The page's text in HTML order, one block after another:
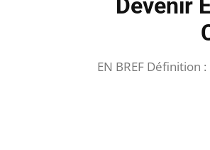
Devenir
EN BREF Définition